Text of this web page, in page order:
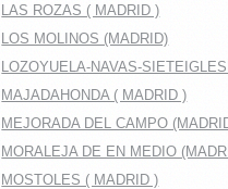
LAS ROZAS ( MADRID )
LOS MOLINOS (MADRID)
LOZOYUELA-NAVAS-
MAJADAHONDA ( MADRID )
MEJORADA DEL CAMPO
MORALEJA DE EN MEDIO
MOSTOLES ( MADRID )